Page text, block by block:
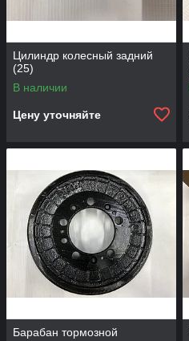
Цилиндр колесный задний
(25)
В наличии
Цену уточняйте
Барабан тормозной